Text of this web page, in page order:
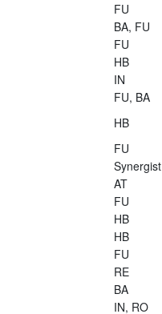
FU
BA, FU
FU
HB
IN
FU, BA
HB
FU
Synergist
AT
FU
HB
HB
FU
RE
BA
IN, RO